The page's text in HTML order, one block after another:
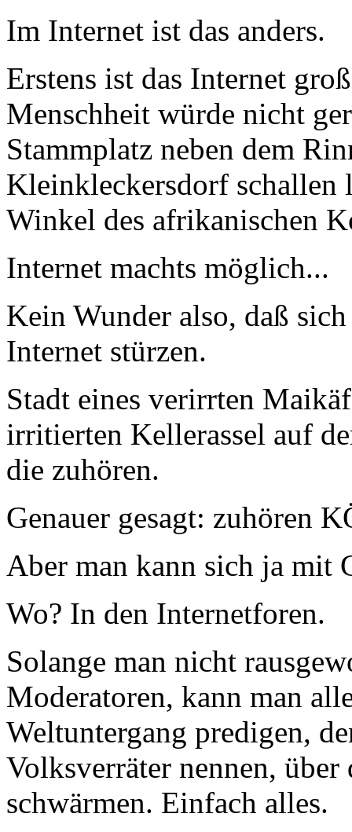
Im Internet ist das anders.
Erstens ist das Internet
Menschheit würde nicht
Stammplatz neben dem
Kleinkleckersdorf schallen
Winkel des afrikanischen
Internet machts möglich...
Kein Wunder also, daß
Internet stürzen.
Stadt eines verirrten
irritierten Kellerassel auf
die zuhören.
Genauer gesagt: zuhören
Aber man kann sich ja mit
Wo? In den Internetforen.
Solange man nicht
Moderatoren, kann man
Weltuntergang predigen,
Volksverräter nennen,
schwärmen. Einfach alles.